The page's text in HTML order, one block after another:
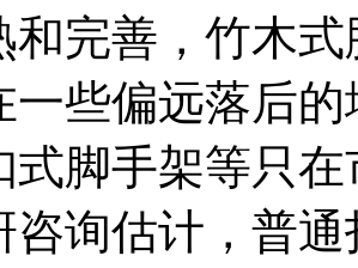
和完善，竹木
一些偏远落后
式脚手架等只
咨询估计，普